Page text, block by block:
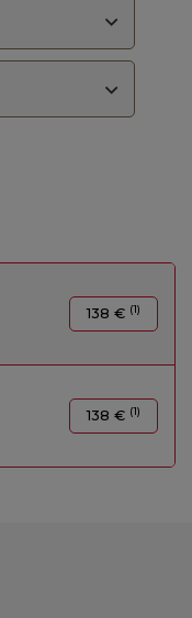
138 € (1)
138 € (1)